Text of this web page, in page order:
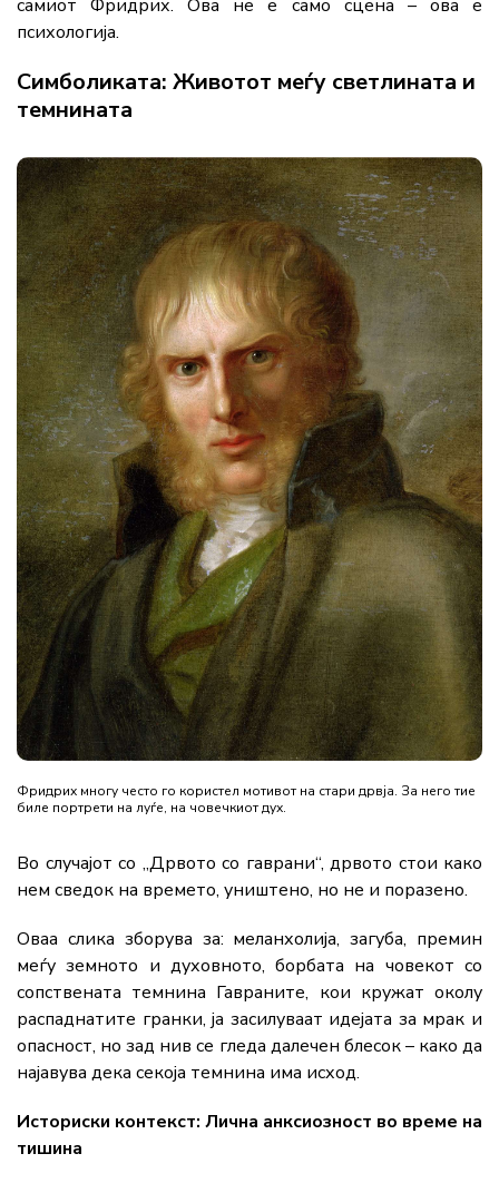
самиот Фридрих. Ова не е само сцена – ова е
психологија.
Симболиката: Животот меѓу светлината и
темнината
Фридрих многу често го користел мотивот на стари дрвја. За него тие
биле портрети на луѓе, на човечкиот дух.
Во случајот со „Дрвото со гаврани“, дрвото стои како
нем сведок на времето, уништено, но не и поразено.
Оваа слика зборува за: меланхолија, загуба, премин
меѓу земното и духовното, борбата на човекот со
сопствената темнина Гавраните, кои кружат околу
распаднатите гранки, ја засилуваат идејата за мрак и
опасност, но зад нив се гледа далечен блесок – како да
најавува дека секоја темнина има исход.
Историски контекст: Лична анксиозност во време на
тишина